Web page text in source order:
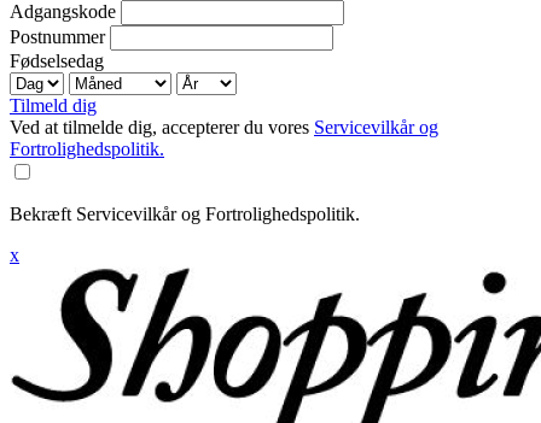
Adgangskode
Postnummer
Fødselsedag
Tilmeld dig
Ved at tilmelde dig, accepterer du vores Servicevilkår og
Fortrolighedspolitik.
Bekræft Servicevilkår og Fortrolighedspolitik.
x